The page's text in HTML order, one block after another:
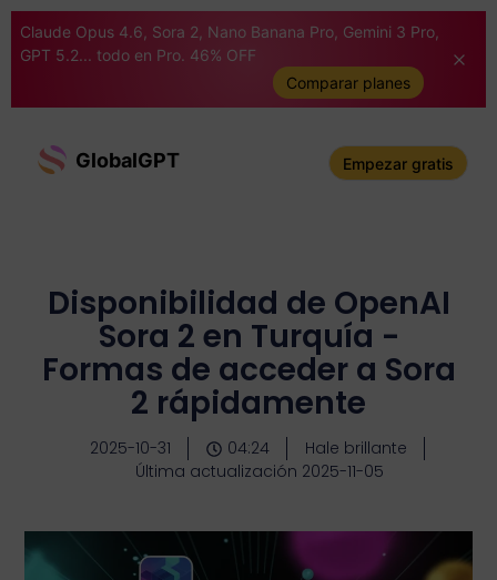
Claude Opus 4.6, Sora 2, Nano Banana Pro, Gemini 3 Pro,
GPT 5.2... todo en Pro. 46% OFF
Comparar planes
GlobalGPT Empezar gratis
Disponibilidad de OpenAI
Sora 2 en Turquía -
Formas de acceder a Sora
2 rápidamente
2025-10-31 04:24
Hale brillante
Última actualización 2025-11-05